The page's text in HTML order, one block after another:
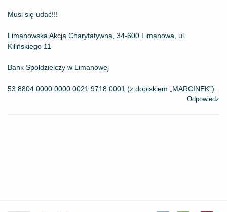
Musi się udać!!!
Limanowska Akcja Charytatywna, 34-600 Limanowa, ul.
Kilińskiego 11
Bank Spółdzielczy w Limanowej
53 8804 0000 0000 0021 9718 0001 (z dopiskiem „MARCINEK”).
Odpowiedz